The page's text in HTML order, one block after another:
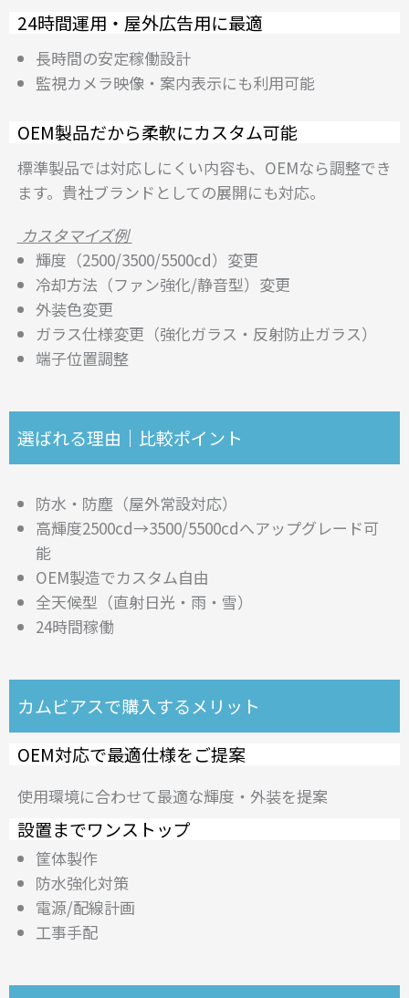
24時間運用・屋外広告用に最適
長時間の安定稼働設計
監視カメラ映像・案内表示にも利用可能
OEM製品だから柔軟にカスタム可能
標準製品では対応しにくい内容も、OEMなら調整でき
ます。貴社ブランドとしての展開にも対応。
カスタマイズ例
輝度（2500/3500/5500cd）変更
冷却方法（ファン強化/静音型）変更
外装色変更
ガラス仕様変更（強化ガラス・反射防止ガラス）
端子位置調整
選ばれる理由｜比較ポイント
防水・防塵（屋外常設対応）
高輝度2500cd→3500/5500cdへアップグレード可
能
OEM製造でカスタム自由
全天候型（直射日光・雨・雪）
24時間稼働
カムビアスで購入するメリット
OEM対応で最適仕様をご提案
使用環境に合わせて最適な輝度・外装を提案
設置までワンストップ
筐体製作
防水強化対策
電源/配線計画
工事手配